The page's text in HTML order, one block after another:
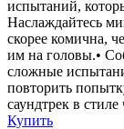
испытаний,
Наслаждайтесь
скорее комична,
им на головы.•
сложные
повторить
саундтрек в
Купить